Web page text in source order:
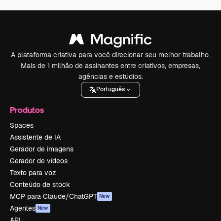
A plataforma criativa para você direcionar seu melhor trabalho.
Mais de 1 milhão de assinantes entre criativos, empresas,
agências e estúdios.
Português
Produtos
Spaces
Assistente de IA
Gerador de imagens
Gerador de vídeos
Texto para voz
Conteúdo de stock
MCP para Claude/ChatGPT New
Agentes New